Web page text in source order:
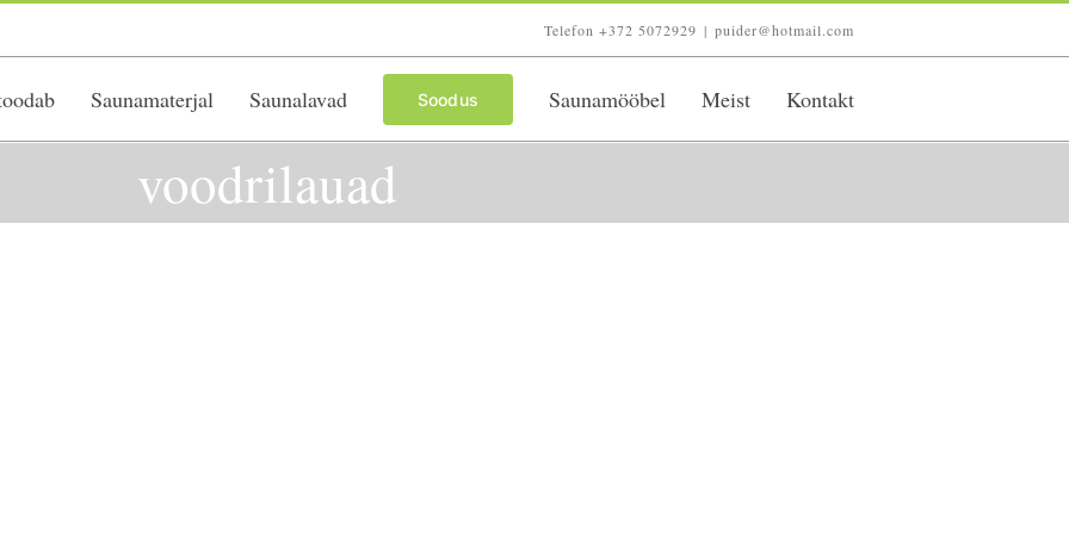
Telefon +372 5072929 | puider@hotmail.com
Saunamaterjal Saunalavad Soodus Saunamööbel Meist Kontakt
voodrilauad